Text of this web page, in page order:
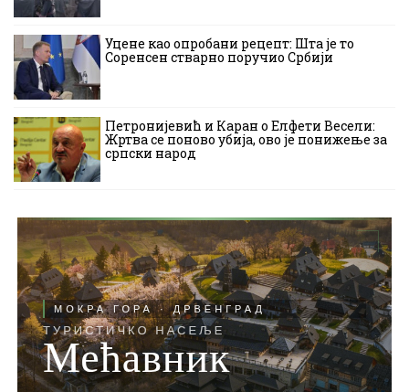
Уцене као опробани рецепт: Шта је то
Соренсен стварно поручио Србији
Петронијевић и Каран о Елфети Весели:
Жртва се поново убија, ово је понижење за
српски народ